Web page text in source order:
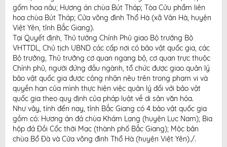
gốm hoa nâu; Hương án chùa Bút Tháp; Tòa Cửu phẩm liên
hoa chùa Bút Tháp; Cửa võng đình Thổ Hà (xã Vân Hà, huyện
Việt Yên, tỉnh Bắc Giang).
Tại Quyết định, Thủ tướng Chính Phủ giao Bộ trưởng Bộ
VHTTDL, Chủ tịch UBND các cấp nơi có bảo vật quốc gia, các
Bộ trưởng, Thủ trưởng cơ quan ngang bộ, cơ quan trực thuộc
Chính phủ, người đứng đầu ngành, tổ chức được giao quản lý
bảo vật quốc gia được công nhận nêu trên trong phạm vi và
quyền hạn của mình thực hiện việc quản lý đối với bảo vật
quốc gia theo quy định của pháp luật về di sản văn hóa.
Như vậy, tính đến nay, tỉnh Bắc Giang có 4 bảo vật quốc gia
gồm có: Hương án đá chùa Khám Lạng (huyện Lục Nam); Bia
hộp đá Đồi Cốc thời Mạc (thành phố Bắc Giang); Mộc bản
chùa Bổ Đà và Cửa võng đình Thổ Hà (huyện Việt Yên)./.